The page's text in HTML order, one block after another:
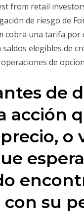
from retail
de riesgo de
una tarifa por
elegibles de
de
de
acción
o
su